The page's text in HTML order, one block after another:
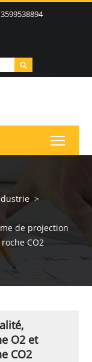

>
de projection
CO2
O2 et
CO2